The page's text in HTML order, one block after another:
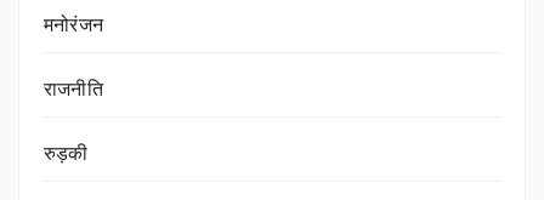
मनोरंजन
राजनीति
रुड़की